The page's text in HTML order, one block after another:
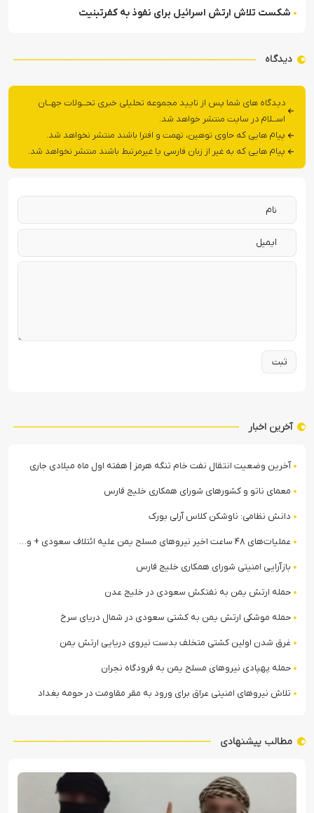
شکست تلاش ارتش اسرائیل برای نفوذ به کفرتبنیت
دیدگاه
دیدگاه های شما پس از تایید مجموعه تحلیلی خبری تحــولات جهــان
اســلام در سایت منتشر خواهد شد.
پیام هایی که حاوی توهین، تهمت و افترا باشند منتشر نخواهد شد.
پیام هایی که به غیر از زبان فارسی یا غیرمرتبط باشند منتشر نخواهد شد.
آخرین اخبار
آخرین وضعیت انتقال نفت خام تنگه هرمز | هفته اول ماه میلادی جاری
معمای ناتو و کشورهای شورای همکاری خلیج فارس
دانش نظامی: ناوشکن کلاس آرلی بورک
عملیات‌های ۴۸ ساعت اخیر نیروهای مسلح یمن علیه ائتلاف سعودی + ویدیو
بازآرایی امنیتی شورای همکاری خلیج فارس
حمله ارتش یمن به نفتکش سعودی در خلیج عدن
حمله موشکی ارتش یمن به کشتی سعودی در شمال دریای سرخ
غرق شدن اولین کشتی متخلف بدست نیروی دریایی ارتش یمن
حمله پهپادی نیروهای مسلح یمن به فرودگاه نجران
تلاش نیروهای امنیتی عراق برای ورود به مقر مقاومت در حومه بغداد
مطالب پیشنهادی